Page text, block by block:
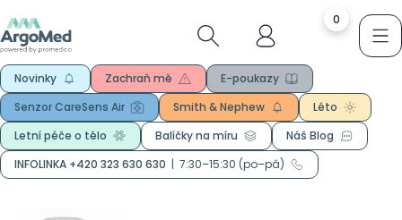
0
Novinky Zachraň mě
E-poukazy
Senzor CareSens Air
Smith & Nephew
Léto
Letní péče o tělo
Balíčky na míru
Náš Blog
INFOLINKA +420 323 630 630 | 7:30–15:30 (po–pá)